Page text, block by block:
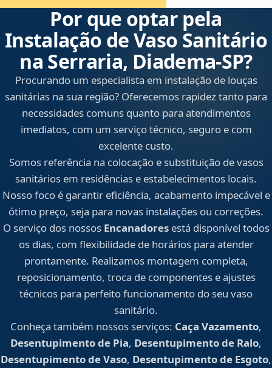
Por que optar pela
Instalação de Vaso Sanitário
na Serraria, Diadema‑SP?
Procurando um especialista em instalação de louças
sanitárias na sua região? Oferecemos rapidez tanto para
necessidades comuns quanto para atendimentos
imediatos, com um serviço técnico, seguro e com
excelente custo.
Somos referência na colocação e substituição de vasos
sanitários em residências e estabelecimentos locais.
Nosso foco é garantir eficiência, acabamento impecável e
ótimo preço, seja para novas instalações ou correções.
O serviço dos nossos Encanadoresestá disponível todos
os dias, com flexibilidade de horários para atender
prontamente. Realizamos montagem completa,
reposicionamento, troca de componentes e ajustes
técnicos para perfeito funcionamento do seu vaso
sanitário.
Conheça também nossos serviços: Caça Vazamento,
Desentupimento de Pia, Desentupimento de Ralo,
Desentupimento de Vaso, Desentupimento de Esgoto,